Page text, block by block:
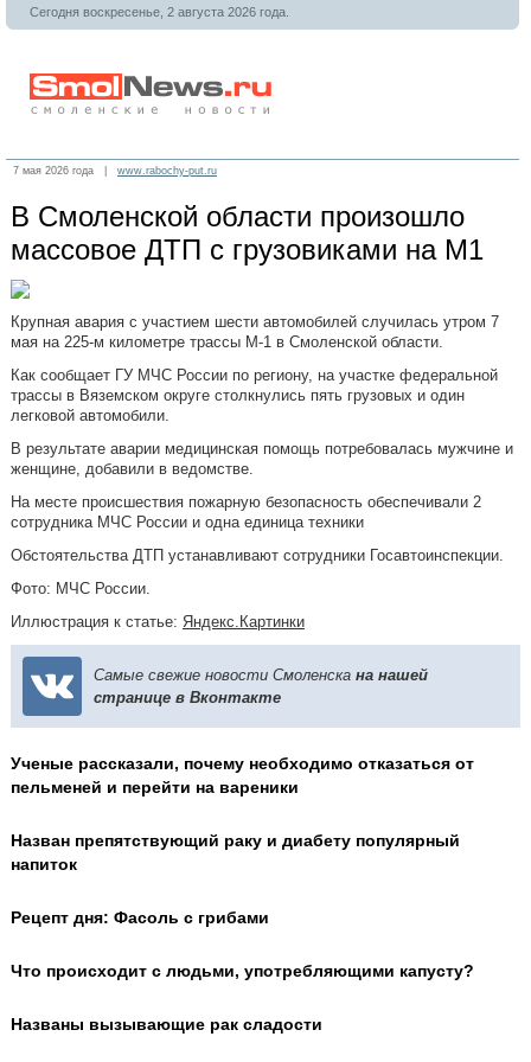
Сегодня воскресенье, 2 августа 2026 года.
7 мая 2026 года | www.rabochy-put.ru
В Смоленской области произошло
массовое ДТП с грузовиками на М1
Крупная авария с участием шести автомобилей случилась утром 7
мая на 225-м километре трассы М-1 в Смоленской области.
Как сообщает ГУ МЧС России по региону, на участке федеральной
трассы в Вяземском округе столкнулись пять грузовых и один
легковой автомобили.
В результате аварии медицинская помощь потребовалась мужчине и
женщине, добавили в ведомстве.
На месте происшествия пожарную безопасность обеспечивали 2
сотрудника МЧС России и одна единица техники
Обстоятельства ДТП устанавливают сотрудники Госавтоинспекции.
Фото: МЧС России.
Иллюстрация к статье: Яндекс.Картинки
Самые свежие новости Смоленска на нашей
странице в Вконтакте
Ученые рассказали, почему необходимо отказаться от
пельменей и перейти на вареники
Назван препятствующий раку и диабету популярный
напиток
Рецепт дня: Фасоль с грибами
Что происходит с людьми, употребляющими капусту?
Названы вызывающие рак сладости